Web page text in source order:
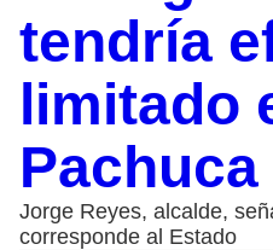
tendría
limitado
Pachuca
Jorge Reyes, alcalde,
corresponde al Estado